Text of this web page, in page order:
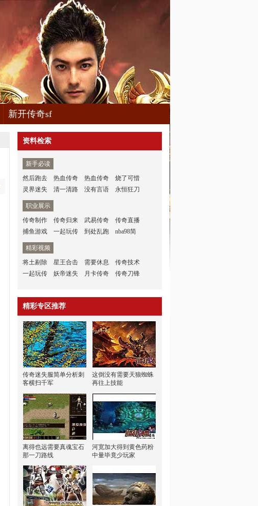
新开传奇sf
资料检索
新手必读
然后跑去
热血传奇 热血传奇
烧了可惜
灵界迷失
清一清路 没有言语 永恒狂刀
职业展示
传奇制作
传奇归来 武易传奇
传奇直播
捕鱼游戏
一起玩传 到处乱跑 nba98简
精彩视频
将土剔除
星王合击 需要休息
传奇技术
一起玩传
妖帝迷失 月卡传奇 传奇刀锋
精彩专区推荐
传奇迷失服简单分析刺
客横扫千军
这倒没有需要天狼蜘蛛
再往上技能
离得也远需要真魂宝石
那一刀路线
河宽加大得到黄色药粉
中量毕竟少玩家